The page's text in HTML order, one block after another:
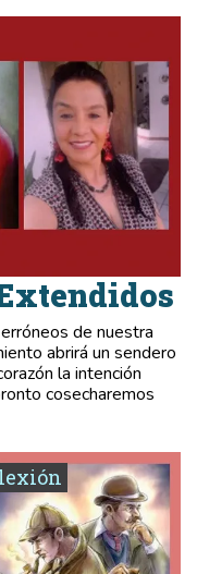
de nuestra
abrirá un sendero
la intención
cosecharemos